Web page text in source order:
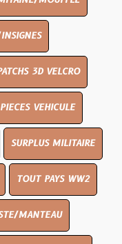
3D VELCRO
PIECES VEHICULE
SURPLUS MILITAIRE
TOUT PAYS WW2
MANTEAU